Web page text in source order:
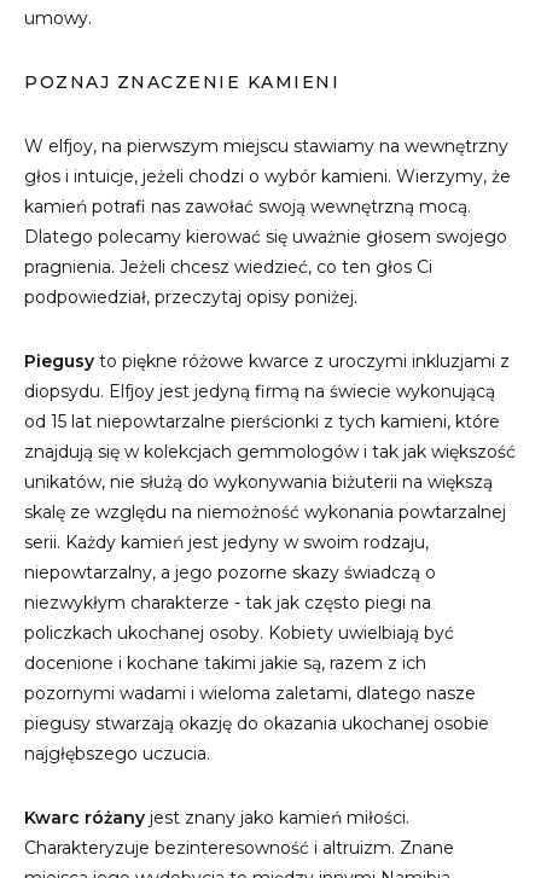
umowy.
POZNAJ ZNACZENIE KAMIENI
W elfjoy, na pierwszym miejscu stawiamy na wewnętrzny
głos i intuicje, jeżeli chodzi o wybór kamieni. Wierzymy, że
kamień potrafi nas zawołać swoją wewnętrzną mocą.
Dlatego polecamy kierować się uważnie głosem swojego
pragnienia. Jeżeli chcesz wiedzieć, co ten głos Ci
podpowiedział, przeczytaj opisy poniżej.
Piegusy to piękne różowe kwarce z uroczymi inkluzjami z
diopsydu. Elfjoy jest jedyną firmą na świecie wykonującą
od 15 lat niepowtarzalne pierścionki z tych kamieni, które
znajdują się w kolekcjach gemmologów i tak jak większość
unikatów, nie służą do wykonywania biżuterii na większą
skalę ze względu na niemożność wykonania powtarzalnej
serii. Każdy kamień jest jedyny w swoim rodzaju,
niepowtarzalny, a jego pozorne skazy świadczą o
niezwykłym charakterze - tak jak często piegi na
policzkach ukochanej osoby. Kobiety uwielbiają być
docenione i kochane takimi jakie są, razem z ich
pozornymi wadami i wieloma zaletami, dlatego nasze
piegusy stwarzają okazję do okazania ukochanej osobie
najgłębszego uczucia.
Kwarc różany jest znany jako kamień miłości.
Charakteryzuje bezinteresowność i altruizm. Znane